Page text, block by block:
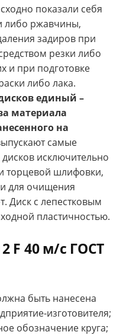
показали себя
либо ржавчины,
задиров при
резки либо
и при подготовке
либо лака.
единый –
материала
на
самые
исключительно
торцевой шлифовки,
для очищения
Диск с лепестковым
пластичностью.
F 40 м/с ГОСТ
быть нанесена
изготовителя;
обозначение круга;